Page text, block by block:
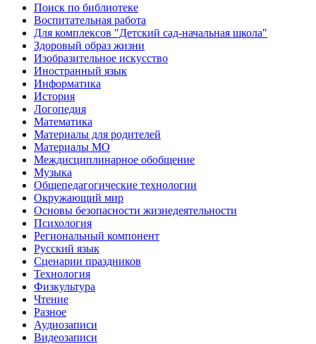
Поиск по библиотеке
Воспитательная работа
Для комплексов "Детский сад-начальная школа"
Здоровый образ жизни
Изобразительное искусство
Иностранный язык
Информатика
История
Логопедия
Математика
Материалы для родителей
Материалы МО
Междисциплинарное обобщение
Музыка
Общепедагогические технологии
Окружающий мир
Основы безопасности жизнедеятельности
Психология
Региональный компонент
Русский язык
Сценарии праздников
Технология
Физкультура
Чтение
Разное
Аудиозаписи
Видеозаписи